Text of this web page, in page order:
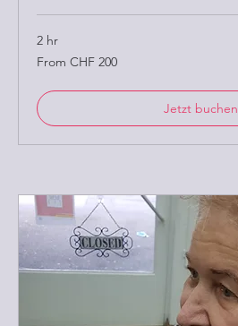
2 hr
From
200
From CHF 200
Jetzt buchen